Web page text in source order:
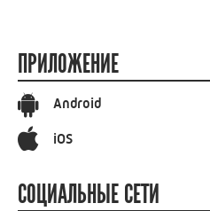
ПРИЛОЖЕНИЕ
Android
iOS
СОЦИАЛЬНЫЕ СЕТИ